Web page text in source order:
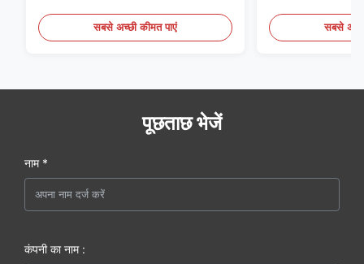
सबसे अच्छी कीमत पाएं सबसे
पूछताछ भेजें
नाम *
कंपनी का नाम :